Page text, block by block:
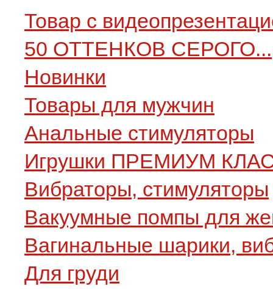
Товар с
50 ОТТЕНКОВ СЕРОГО...
Новинки
Товары для мужчин
Анальные стимуляторы
Игрушки ПРЕМИУМ
Вибраторы, стимуляторы
Вакуумные помпы для
Вагинальные шарики,
Для груди